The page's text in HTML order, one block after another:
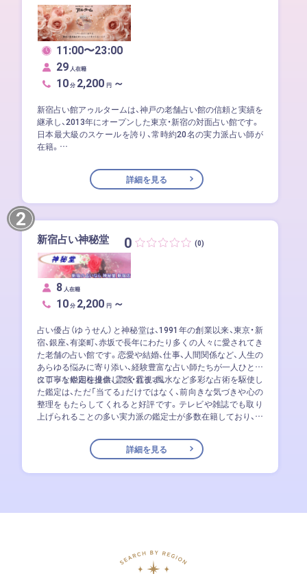
11:00〜23:00
29 人在籍
10分 2,200 円 ～
新宿占い館アゥルタームは、神戸の老舗占い館の信頼と実績を
継承し、2013年にオープンした東京・新宿の対面占い館です。
日本最大級のスケールを誇り、常時約20名の実力派占い師が
在籍。
くれます。関東で本格的な占いを受けたい方におすすめの信
頼ある占い館です。
詳細を見る
2
新宿占い神秘堂 0 (0)
8 人在籍
10分 2,200 円 ～
占い優占（ゆうせん）と神秘堂は、1991年の創業以来、東京・新
宿、銀座、有楽町、赤坂で長年にわたり多くの人々に愛されてき
た老舗の占い館です。恋愛や結婚、仕事、人間関係など、人生の
あらゆる悩みに寄り添い、経験豊富な占い師たちが一人ひとり
に丁寧な鑑定を提供してくれます。
タロットや四柱推命、霊感・霊視、風水など多彩な占術を駆使し
た鑑定は、ただ「当てる」だけではなく、前向きな気づきや心の
整理をもたらしてくれると好評です。テレビや雑誌でも取り
上げられることの多い実力派の鑑定士が多数在籍しており、初
詳細を見る